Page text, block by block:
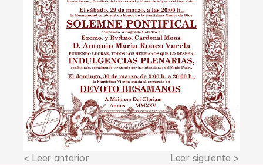
< Leer anterior Leer siguiente >